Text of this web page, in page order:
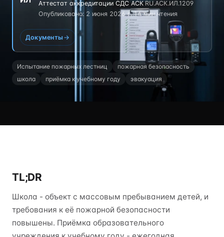
Аттестат аккредитации СДС АСК·RU.АСК.ИЛ.1209
Опубликовано: 2 июня 2026 г.·14 мин чтения
Документы
Испытание пожарных лестниц
пожарная безопасность
школа
приёмка к учебному году эвакуация
TL;DR
Школа - объект с массовым пребыванием детей, и
требования к её пожарной безопасности
повышены. Приёмка образовательного